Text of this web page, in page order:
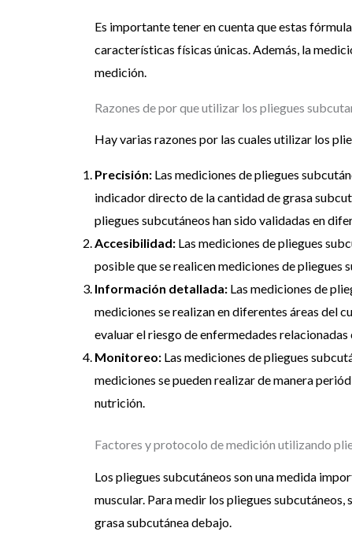
Es importante tener en cuenta que estas
características físicas únicas. Además, la
medición.
Razones de por que utilizar los pliegues
Hay varias razones por las cuales utilizar los
Precisión: Las mediciones de pliegues
indicador directo de la cantidad de grasa
pliegues subcutáneos han sido validadas en
Accesibilidad: Las mediciones de pliegues
posible que se realicen mediciones de pliegues
Información detallada: Las mediciones de
mediciones se realizan en diferentes áreas del
evaluar el riesgo de enfermedades
Monitoreo: Las mediciones de pliegues
mediciones se pueden realizar de manera
nutrición.
Factores y protocolo de medición utilizando
Los pliegues subcutáneos son una medida
muscular. Para medir los pliegues
grasa subcutánea debajo.